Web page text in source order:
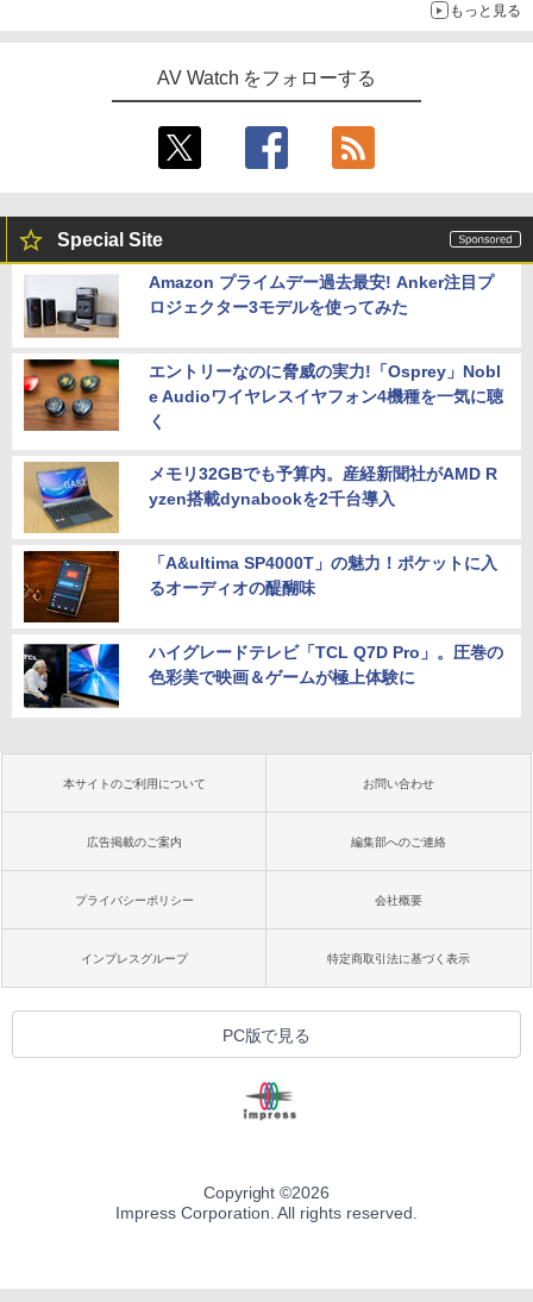
もっと見る
AV Watch をフォローする
Special Site
Amazon プライムデー過去最安! Anker注目プ
ロジェクター3モデルを使ってみた
エントリーなのに脅威の実力!「Osprey」Nobl
e Audioワイヤレスイヤフォン4機種を一気に聴
く
メモリ32GBでも予算内。産経新聞社がAMD R
yzen搭載dynabookを2千台導入
「A&ultima SP4000T」の魅力！ポケットに入
るオーディオの醍醐味
ハイグレードテレビ「TCL Q7D Pro」。圧巻の
色彩美で映画＆ゲームが極上体験に
本サイトのご利用について お問い合わせ
広告掲載のご案内 編集部へのご連絡
プライバシーポリシー 会社概要
インプレスグループ 特定商取引法に基づく表示
PC版で見る
Copyright ©2026
Impress Corporation. All rights reserved.